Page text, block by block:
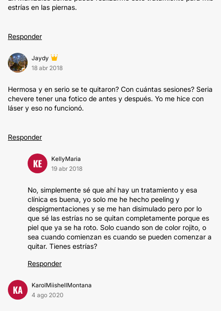
estrías en las piernas.
Responder
Jaydy
18 abr 2018
Hermosa y en serio se te quitaron? Con cuántas sesiones? Seria
chevere tener una fotico de antes y después. Yo me hice con
láser y eso no funcionó.
Responder
KE
KellyMaria
19 abr 2018
No, simplemente sé que ahí hay un tratamiento y esa
clínica es buena, yo solo me he hecho peeling y
despigmentaciones y se me han disimulado pero por lo
que sé las estrías no se quitan completamente porque es
piel que ya se ha roto. Solo cuando son de color rojito, o
sea cuando comienzan es cuando se pueden comenzar a
quitar. Tienes estrías?
Responder
KA
KarolMiishellMontana
4 ago 2020